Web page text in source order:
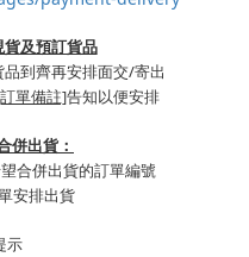
及預訂貨品
到齊再安排面交/寄出
單備註]告知以便安排
併出貨：
合併出貨的訂單編號
安排出貨
示